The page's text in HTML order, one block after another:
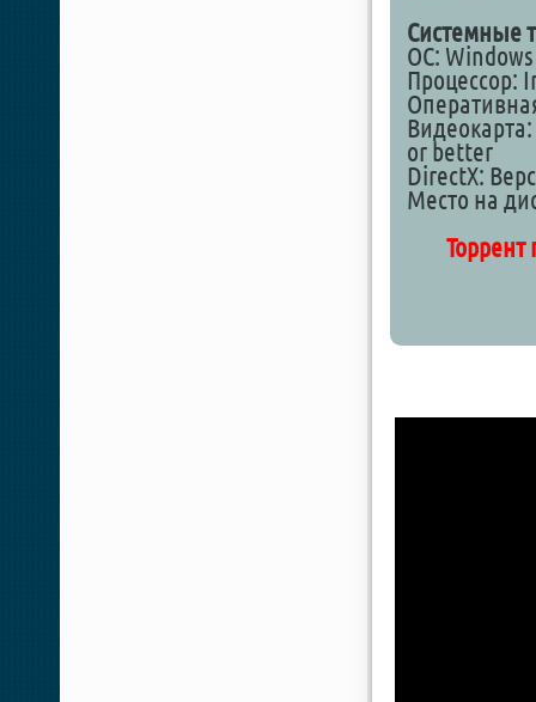
Системные
ОС: Windows
Процессор:
Видеокарта:
or better
DirectX:
Место на
Торрент